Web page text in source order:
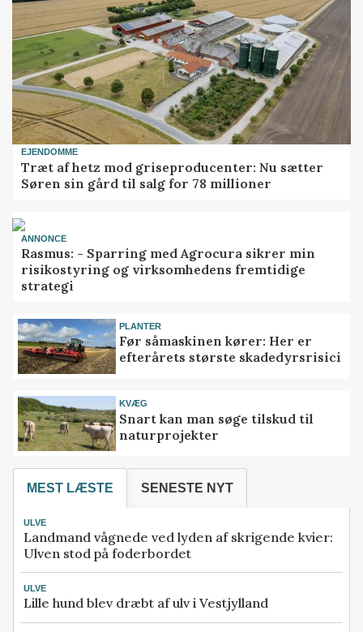
EJENDOMME
Træt af hetz mod griseproducenter: Nu sætter
Søren sin gård til salg for 78 millioner
ANNONCE
Rasmus: - Sparring med Agrocura sikrer min
risikostyring og virksomhedens fremtidige
strategi
PLANTER
Før såmaskinen kører: Her er
efterårets største skadedyrsrisici
KVÆG
Snart kan man søge tilskud til
naturprojekter
MEST LÆSTE SENESTE NYT
ULVE
Landmand vågnede ved lyden af skrigende kvier:
Ulven stod på foderbordet
ULVE
Lille hund blev dræbt af ulv i Vestjylland